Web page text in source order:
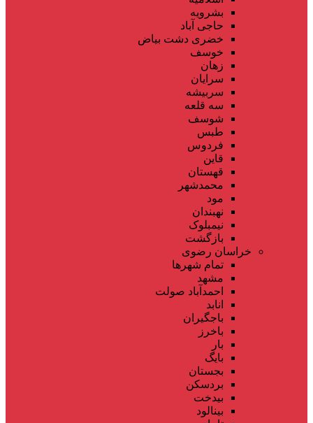
بشرویه
حاجی آباد
خضری دشت بیاض
خوسف
زهان
سرایان
سربیشه
سه قلعه
شوسف
طبس
فردوس
قاین
قهستان
محمدشهر
مود
نهبندان
نیمبلوک
بازگشت
خراسان رضوی
تمام شهر‌ها
مشهد
احمدآباد صولت
انابد
باجگیران
باخرز
بار
بایگ
بجستان
بردسکن
بیدخت
بینالود